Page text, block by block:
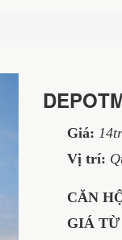
Giá:
Vị trí:
CĂN HỘ
GIÁ TỪ